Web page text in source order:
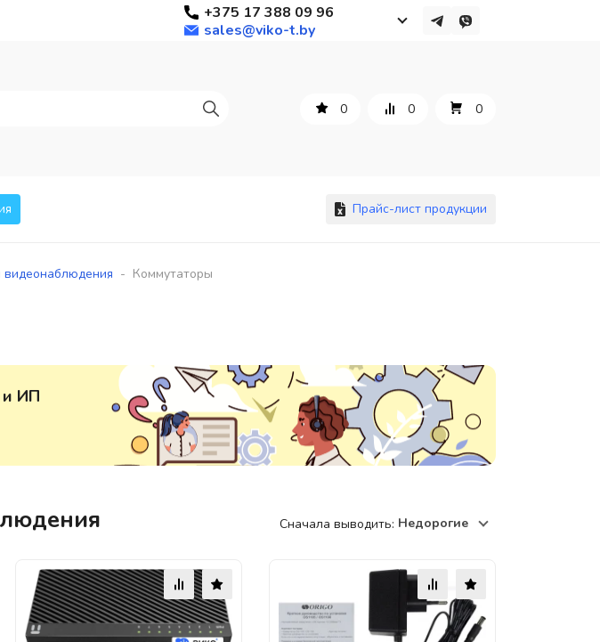
+375 17 388 09 96
sales@viko-t.by
+375 17 388 09 96
Контакты
220118, г. Минск, ул. Крупской, д.
17, пом. 38, оф. №1
0 0 0
Прайс-лист продукции
видеонаблюдения - Коммутаторы
и ИП
Сначала выводить: Недорогие